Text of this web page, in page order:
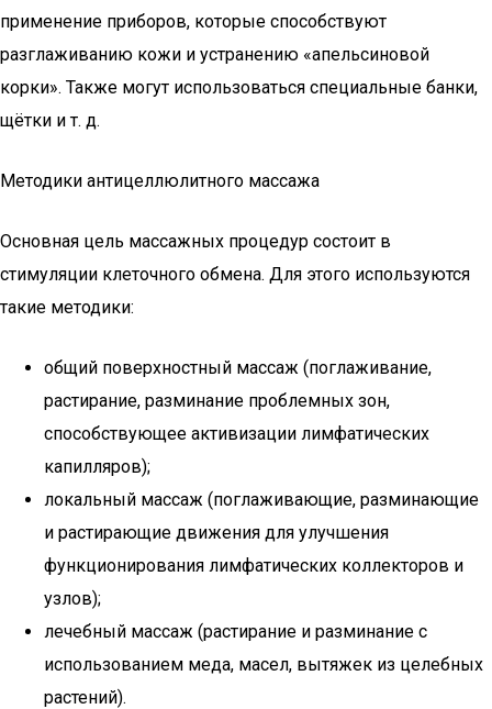
применение приборов, которые способствуют
разглаживанию кожи и устранению «апельсиновой
корки». Также могут использоваться специальные банки,
щётки и т. д.
Методики антицеллюлитного массажа
Основная цель массажных процедур состоит в
стимуляции клеточного обмена. Для этого используются
такие методики:
общий поверхностный массаж (поглаживание,
растирание, разминание проблемных зон,
способствующее активизации лимфатических
капилляров);
локальный массаж (поглаживающие, разминающие
и растирающие движения для улучшения
функционирования лимфатических коллекторов и
узлов);
лечебный массаж (растирание и разминание с
использованием меда, масел, вытяжек из целебных
растений).